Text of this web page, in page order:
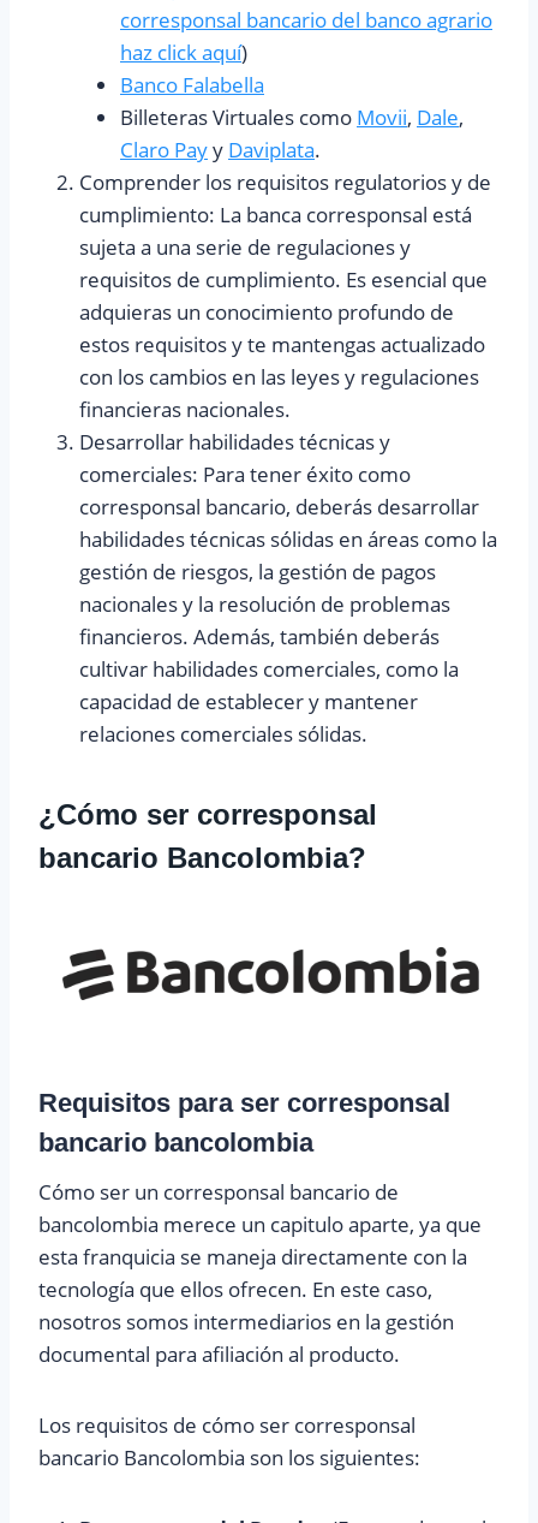
corresponsal bancario del banco agrario
haz click aquí)
Banco Falabella
Billeteras Virtuales como Movii, Dale,
Claro Payy Daviplata.
Comprender los requisitos regulatorios y de
cumplimiento: La banca corresponsal está
sujeta a una serie de regulaciones y
requisitos de cumplimiento. Es esencial que
adquieras un conocimiento profundo de
estos requisitos y te mantengas actualizado
con los cambios en las leyes y regulaciones
financieras nacionales.
Desarrollar habilidades técnicas y
comerciales: Para tener éxito como
corresponsal bancario, deberás desarrollar
habilidades técnicas sólidas en áreas como la
gestión de riesgos, la gestión de pagos
nacionales y la resolución de problemas
financieros. Además, también deberás
cultivar habilidades comerciales, como la
capacidad de establecer y mantener
relaciones comerciales sólidas.
¿Cómo ser corresponsal
bancario Bancolombia?
Requisitos para ser corresponsal
bancario bancolombia
Cómo ser un corresponsal bancario de
bancolombia merece un capitulo aparte, ya que
esta franquicia se maneja directamente con la
tecnología que ellos ofrecen. En este caso,
nosotros somos intermediarios en la gestión
documental para afiliación al producto.
Los requisitos de cómo ser corresponsal
bancario Bancolombia son los siguientes: